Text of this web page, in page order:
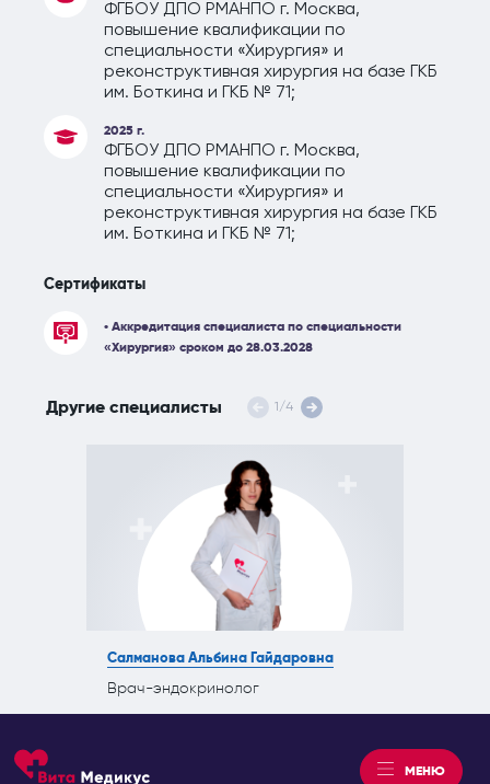
ФГБОУ ДПО РМАНПО г. Москва,
повышение квалификации по
специальности «Хирургия» и
реконструктивная хирургия на базе ГКБ
им. Боткина и ГКБ № 71;
2025 г.
ФГБОУ ДПО РМАНПО г. Москва,
повышение квалификации по
специальности «Хирургия» и
реконструктивная хирургия на базе ГКБ
им. Боткина и ГКБ № 71;
Сертификаты
• Аккредитация специалиста по специальности
«Хирургия» сроком до 28.03.2028
Другие специалисты 1 /4
Салманова Альбина Гайдаровна
Врач-эндокринолог
МЕНЮ